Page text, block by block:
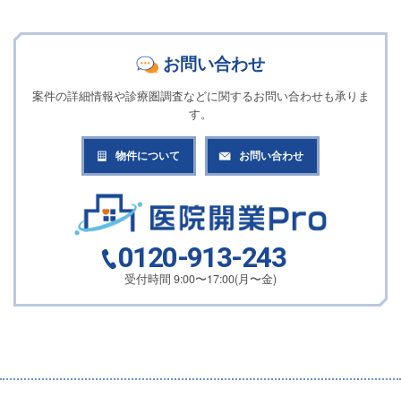
お問い合わせ
案件の詳細情報や診療圏調査などに関するお問い合わせも承りま
す。
物件について お問い合わせ
0120-913-243
受付時間 9:00〜17:00(月〜金)